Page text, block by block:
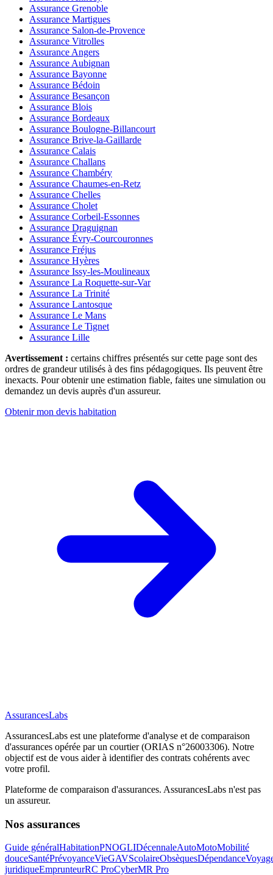
Assurance Grenoble
Assurance Martigues
Assurance Salon-de-Provence
Assurance Vitrolles
Assurance Angers
Assurance Aubignan
Assurance Bayonne
Assurance Bédoin
Assurance Besançon
Assurance Blois
Assurance Bordeaux
Assurance Boulogne-Billancourt
Assurance Brive-la-Gaillarde
Assurance Calais
Assurance Challans
Assurance Chambéry
Assurance Chaumes-en-Retz
Assurance Chelles
Assurance Cholet
Assurance Corbeil-Essonnes
Assurance Draguignan
Assurance Évry-Courcouronnes
Assurance Fréjus
Assurance Hyères
Assurance Issy-les-Moulineaux
Assurance La Roquette-sur-Var
Assurance La Trinité
Assurance Lantosque
Assurance Le Mans
Assurance Le Tignet
Assurance Lille
Avertissement : certains chiffres présentés sur cette page sont des
ordres de grandeur utilisés à des fins pédagogiques. Ils peuvent être
inexacts. Pour obtenir une estimation fiable, faites une simulation ou
demandez un devis auprès d'un assureur.
Obtenir mon devis habitation
AssurancesLabs
AssurancesLabs est une plateforme d'analyse et de comparaison
d'assurances opérée par un courtier (ORIAS n°26003306). Notre
objectif est de vous aider à identifier des contrats cohérents avec
votre profil.
Plateforme de comparaison d'assurances. AssurancesLabs n'est pas
un assureur.
Nos assurances
Guide généralHabitationPNOGLIDécennaleAutoMotoMobilité
douceSantéPrévoyanceVieGAVScolaireObsèquesDépendance
juridiqueEmprunteurRC ProCyberMR Pro